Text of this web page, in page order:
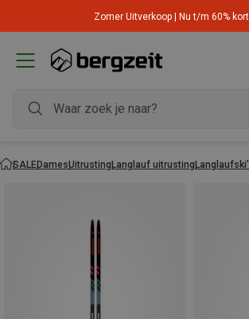
Zomer Uitverkoop | Nu t/m 60%
SALEDamesUitrustingLanglauf uitrusting